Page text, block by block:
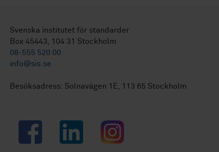
Svenska institutet för standarder
Box 45443, 104 31 Stockholm
08-555 520 00
info@sis.se
Besöksadress: Solnavägen 1E, 113 65 Stockholm
Facebook LinkedIn Instagram